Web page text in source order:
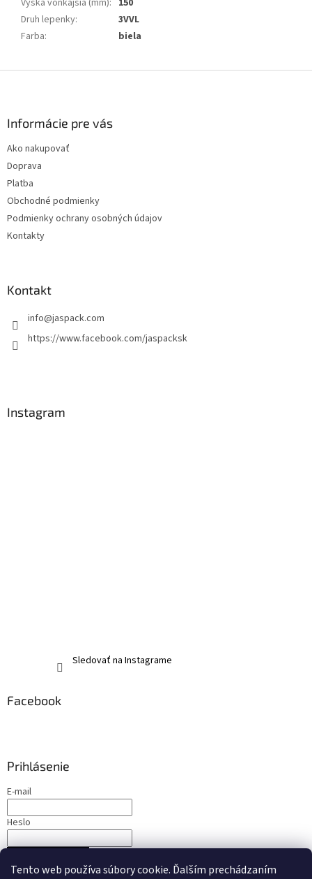
Tento web používa súbory cookie. Ďalším prechádzaním
Druh lepenky:
3VVL
Farba: biela
Informácie pre vás
Ako nakupovať
Doprava
Platba
Obchodné podmienky
Podmienky ochrany osobných údajov
Kontakty
Kontakt
info@jaspack.com
https://www.facebook.com/jaspacksk
Instagram
Sledovať na Instagrame
Facebook
Prihlásenie
E-mail
Heslo